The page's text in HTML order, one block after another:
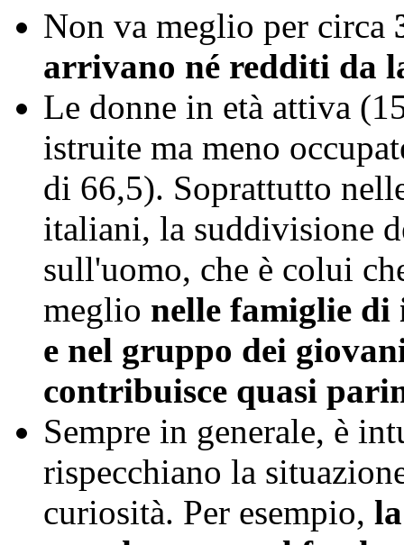
Non va meglio per circa
arrivano né redditi da
Le donne in età attiva
istruite ma meno
di 66,5). Soprattutto
italiani, la suddivisione
sull'uomo, che è colui
meglio nelle famiglie di
e nel gruppo dei
contribuisce quasi
Sempre in generale, è
rispecchiano la
curiosità. Per esempio,